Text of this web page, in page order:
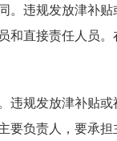
。违规发放津补
和直接责任人员
违规发放津补贴
要负责人，要承